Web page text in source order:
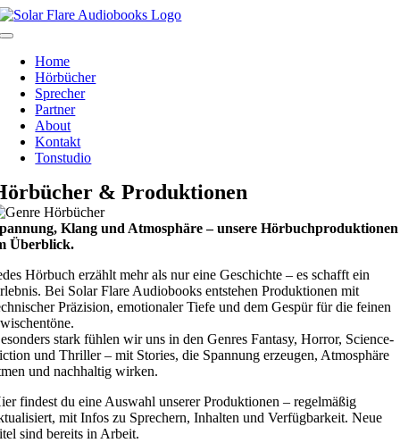
Skip
to
Toggle
NavigationHome
Hörbücher
Sprecher
Partner
About
Kontakt
Tonstudio
& Produktionen
Klang und Atmosphäre – unsere Hörbuchproduktionen
Überblick.
Hörbuch erzählt mehr als nur eine Geschichte – es schafft ein
Bei Solar Flare Audiobooks entstehen Produktionen mit
Präzision, emotionaler Tiefe und dem Gespür für die feinen
stark fühlen wir uns in den Genres Fantasy, Horror, Science-
und Thriller – mit Stories, die Spannung erzeugen, Atmosphäre
und nachhaltig wirken.
findest du eine Auswahl unserer Produktionen – regelmäßig
mit Infos zu Sprechern, Inhalten und Verfügbarkeit. Neue
sind bereits in Arbeit.